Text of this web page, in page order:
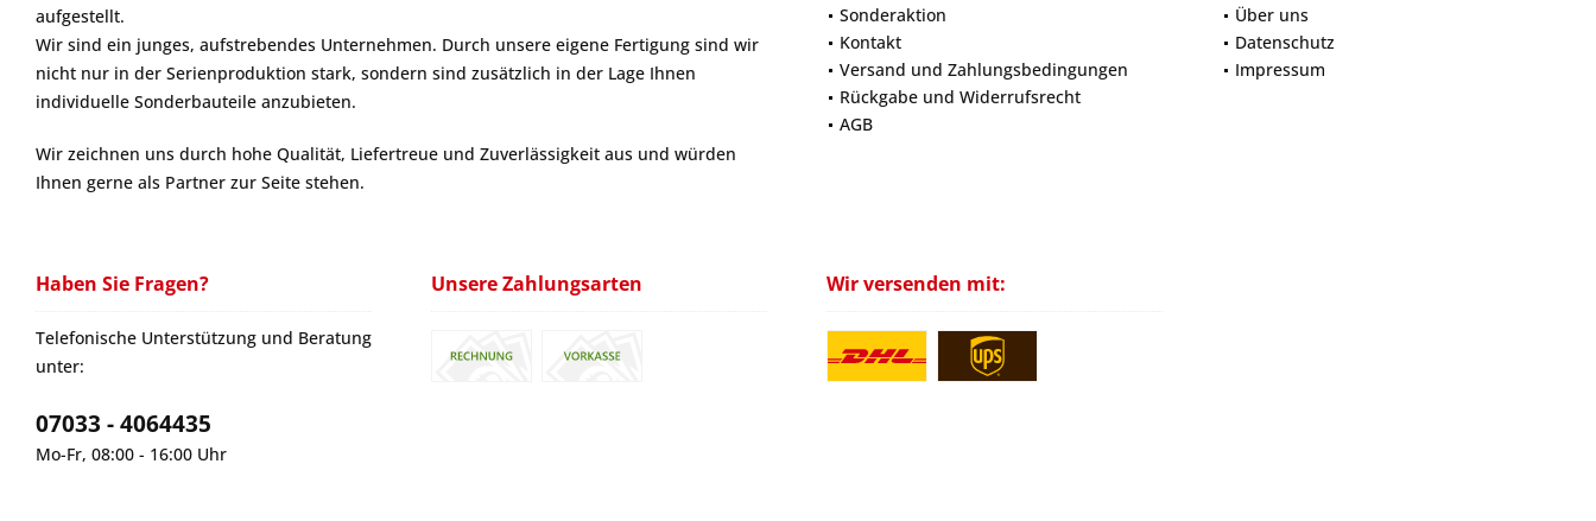
aufgestellt.
Wir sind ein junges, aufstrebendes Unternehmen. Durch unsere eigene Fertigung sind wir
nicht nur in der Serienproduktion stark, sondern sind zusätzlich in der Lage Ihnen
individuelle Sonderbauteile anzubieten.
Wir zeichnen uns durch hohe Qualität, Liefertreue und Zuverlässigkeit aus und würden
Ihnen gerne als Partner zur Seite stehen.
Sonderaktion
Kontakt
Versand und Zahlungsbedingungen
Rückgabe und Widerrufsrecht
AGB
Über uns
Datenschutz
Impressum
Haben Sie Fragen?
Telefonische Unterstützung und Beratung
unter:
07033 - 4064435
Mo-Fr, 08:00 - 16:00 Uhr
Unsere Zahlungsarten Wir versenden mit: